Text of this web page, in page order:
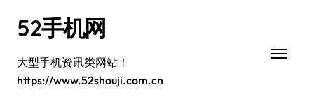
52手机网
大型手机资讯类网站！
https://www.52shouji.com.cn